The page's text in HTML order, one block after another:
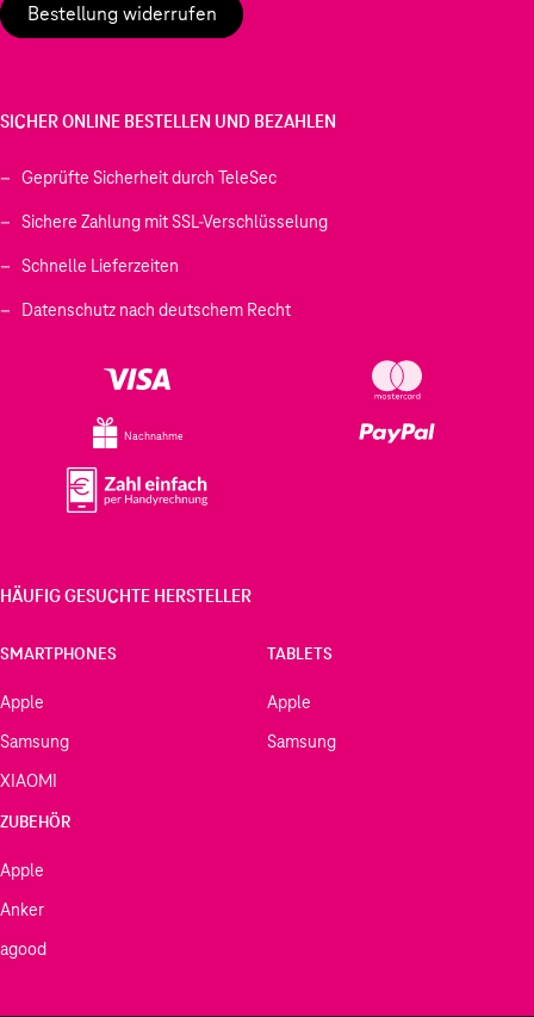
Bestellung widerrufen
SICHER ONLINE BESTELLEN UND BEZAHLEN
Geprüfte Sicherheit durch TeleSec
Sichere Zahlung mit SSL-Verschlüsselung
Schnelle Lieferzeiten
Datenschutz nach deutschem Recht
Nachnahme
HÄUFIG GESUCHTE HERSTELLER
SMARTPHONES
Apple
Samsung
XIAOMI
TABLETS
Apple
Samsung
ZUBEHÖR
Apple
Anker
agood